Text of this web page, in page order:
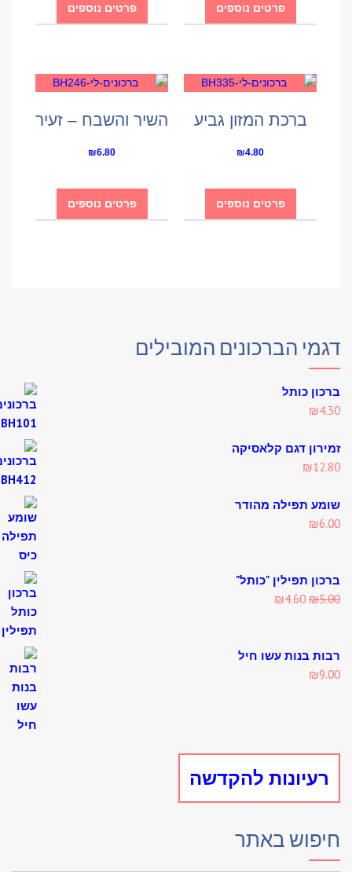
פרטים נוספים פרטים נוספים
ברכת המזון גביע
₪
פרטים נוספים
השיר והשבח – זעיר
₪
פרטים נוספים
הברכונים המובילים
כותל
₪
דגם קלאסיקה
₪
תפילה מהודר
₪
תפילין "כותל"
₪
Original
₪5.00.
₪4.60
Current
₪4.60.
בנות עשו חיל
₪
להקדשה
באתר